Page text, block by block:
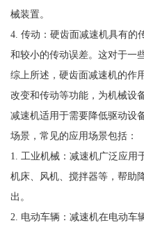
械装置。
4. 传动：硬齿面减速机具有的
和较小的传动误差。这对于一
综上所述，硬齿面减速机的作
改变和传动等功能，为机械设
减速机适用于需要降低驱动设
场景，常见的应用场景包括：
1. 工业机械：减速机广泛应用
机床、风机、搅拌器等，帮助
出。
2. 电动车辆：减速机在电动车